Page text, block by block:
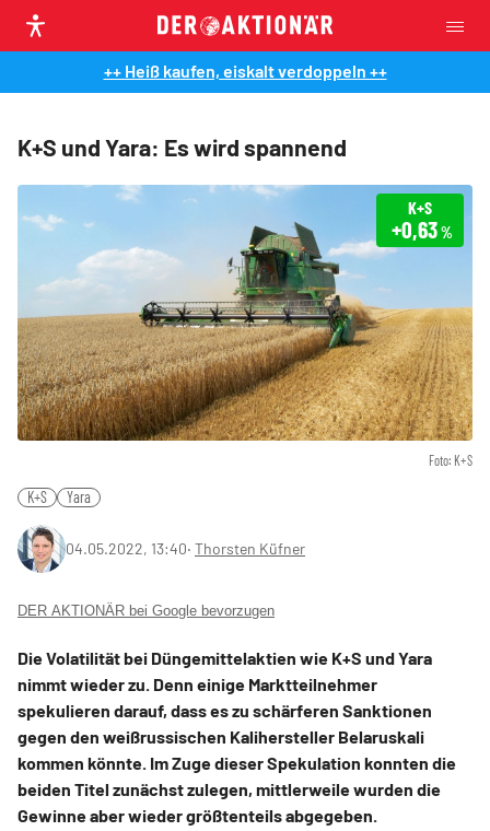
++ Heiß kaufen, eiskalt verdoppeln ++
K+S und Yara: Es wird spannend
Foto: K+S
K+S
+0,63%
K+S Yara
04.05.2022, 13:40‧ Thorsten Küfner
DER AKTIONÄR bei Google bevorzugen
Die Volatilität bei Düngemittelaktien wie K+S und Yara
nimmt wieder zu. Denn einige Marktteilnehmer
spekulieren darauf, dass es zu schärferen Sanktionen
gegen den weißrussischen Kalihersteller Belaruskali
kommen könnte. Im Zuge dieser Spekulation konnten die
beiden Titel zunächst zulegen, mittlerweile wurden die
Gewinne aber wieder größtenteils abgegeben.